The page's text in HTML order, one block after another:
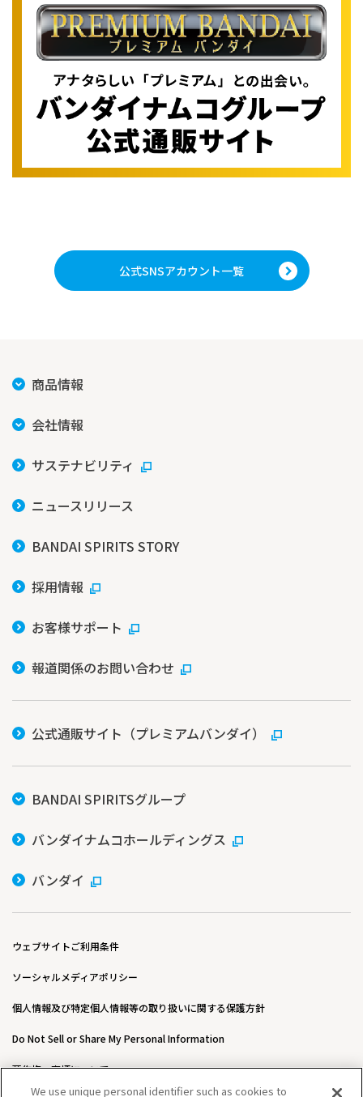
公式SNSアカウント一覧
商品情報
会社情報
サステナビリティ
ニュースリリース
BANDAI SPIRITS STORY
採用情報
お客様サポート
報道関係のお問い合わせ
公式通販サイト（プレミアムバンダイ）
BANDAI SPIRITSグループ
バンダイナムコホールディングス
バンダイ
ウェブサイトご利用条件
ソーシャルメディアポリシー
個人情報及び特定個人情報等の取り扱いに関する保護方針
Do Not Sell or Share My Personal Information
著作権・商標について
We use unique personal identifier such as cookies to